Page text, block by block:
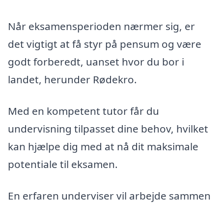
Når eksamensperioden nærmer sig, er
det vigtigt at få styr på pensum og være
godt forberedt, uanset hvor du bor i
landet, herunder Rødekro.
Med en kompetent tutor får du
undervisning tilpasset dine behov, hvilket
kan hjælpe dig med at nå dit maksimale
potentiale til eksamen.
En erfaren underviser vil arbejde sammen